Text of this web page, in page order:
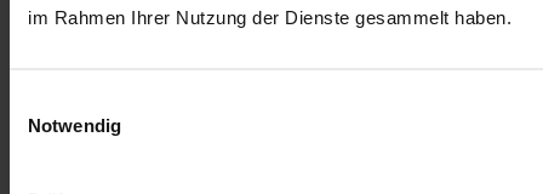
im Rahmen Ihrer Nutzung der Dienste gesammelt haben.
Notwendig
Ob als dekoratives Element oder zum gemütlichen Anlehnen – dieser
Hinweis:
Jeder Polster ist ein handgefertigtes Unikat – daher kann es zu leichten